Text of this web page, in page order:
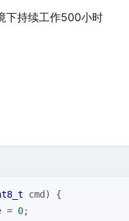
持续工作500小时
cmd)
{
= 0;